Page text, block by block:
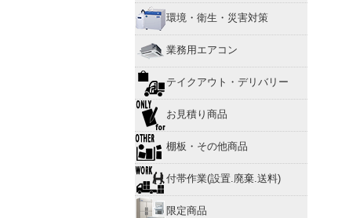
環境・衛生・災害対策
業務用エアコン
テイクアウト・デリバリー
お見積り商品
棚板・その他商品
付帯作業(設置.廃棄.送料)
限定商品